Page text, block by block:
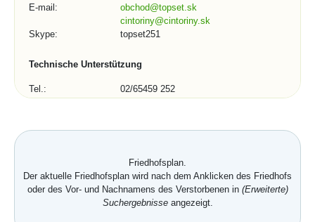
E-mail:
obchod@topset.sk
cintoriny@cintoriny.sk
Skype:
topset251
Technische Unterstützung
Tel.:
02/65459 252
Skype:
topset272, topset13
Stadt, Gemeinde, Organisation:
Friedhofsplan.
Der aktuelle Friedhofsplan wird nach dem Anklicken des Friedhofs
oder des Vor- und Nachnamens des Verstorbenen in (Erweiterte)
Suchergebnisseangezeigt.